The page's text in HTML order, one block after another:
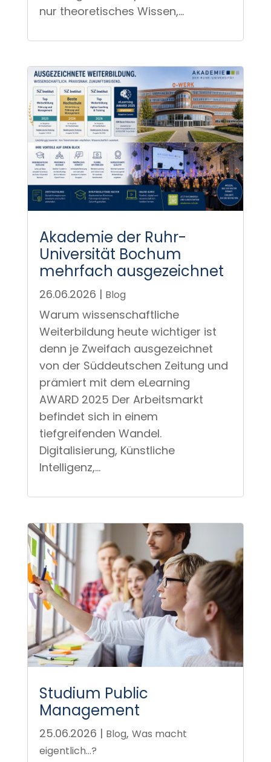
Akademie der Ruhr-
Universität Bochum
mehrfach ausgezeichnet
26.06.2026|Blog
Warum wissenschaftliche
Weiterbildung heute wichtiger ist
denn je Zweifach ausgezeichnet
von der Süddeutschen Zeitung und
prämiert mit dem eLearning
AWARD 2025 Der Arbeitsmarkt
befindet sich in einem
tiefgreifenden Wandel.
Digitalisierung, Künstliche
Intelligenz,...
Studium Public
Management
25.06.2026|Blog,Was macht
eigentlich...?
Studium Public Management: